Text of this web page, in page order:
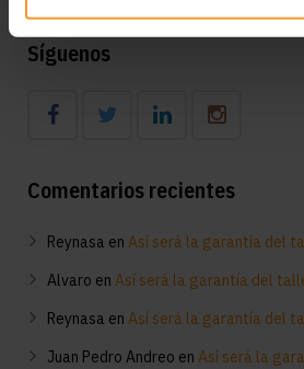
Síguenos
Comentarios recientes
Reynasa en Así será la garantía del
Alvaro en Así será la garantía del
Reynasa en Así será la garantía del
Juan Pedro Andreo en Así será la